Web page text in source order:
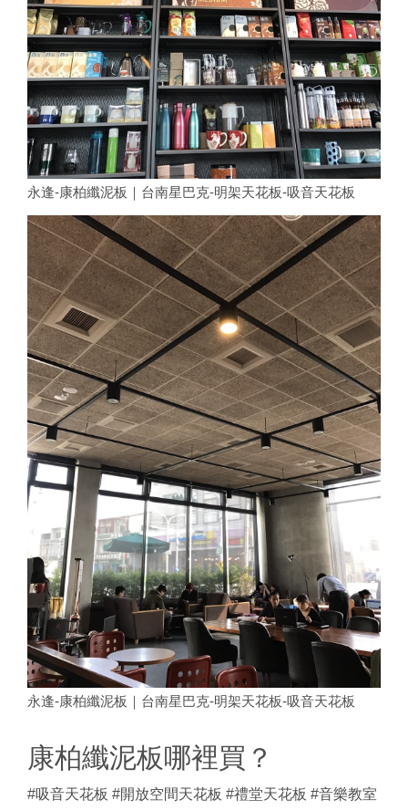
永逢-康柏纖泥板｜台南星巴克-明架天花板-吸音天花板
永逢-康柏纖泥板｜台南星巴克-明架天花板-吸音天花板
康柏纖泥板哪裡買？
#吸音天花板 #開放空間天花板 #禮堂天花板 #音樂教室